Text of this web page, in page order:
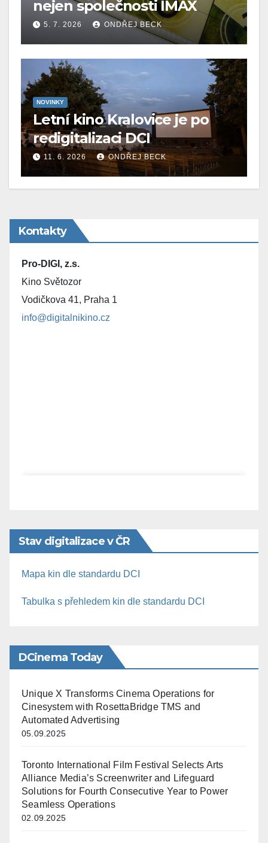
nejen společnosti IMAX
5. 7. 2026 ONDŘEJ BECK
NOVINKY
Letní kino Kralovice je po
redigitalizaci DCI
11. 6. 2026 ONDŘEJ BECK
Kontakty
Pro-DIGI, z.s.
Kino Světozor
Vodičkova 41, Praha 1
info@digitalnikino.cz
Stav digitalizace v ČR
Mapa kin dle standardu DCI
Tabulka s přehledem kin dle standardu DCI
DCinema Today
Unique X Transforms Cinema Operations for
Cinesystem with RosettaBridge TMS and
Automated Advertising
05.09.2025
Toronto International Film Festival Selects Arts
Alliance Media’s Screenwriter and Lifeguard
Solutions for Fourth Consecutive Year to Power
Seamless Operations
02.09.2025